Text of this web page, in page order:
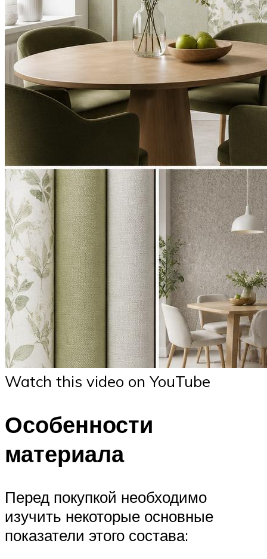
Watch this video on YouTube
Особенности
материала
Перед покупкой необходимо
изучить некоторые основные
показатели этого состава: